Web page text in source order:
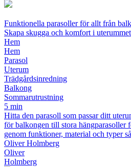
Funktionella parasoller för allt från
Skapa skugga och komfort i
Hem
Hem
Parasol
Uterum
Trädgårdsinredning
Balkong
Sommarutrustning
5 min
Hitta den parasoll som passar ditt
för balkongen till stora hängparasoller
genom funktioner, material och typer
Oliver Holmberg
Oliver
Holmberg